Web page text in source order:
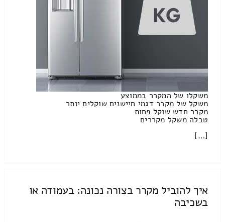
משקלו של המקרר בממוצע
משקל של מקרר דגמי חיישנים שוקלים יותר
מקרר חדש שוקל פחות
טבלה משקל מקררים
[…]
איך להוביל מקרר בצורה נכונה: בעמודה או
בשכיבה